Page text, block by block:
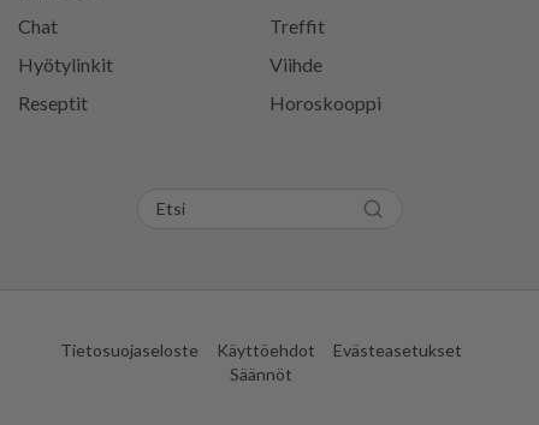
Chat
Treffit
Hyötylinkit
Viihde
Reseptit
Horoskooppi
Tietosuojaseloste Käyttöehdot
Evästeasetukset
Säännöt